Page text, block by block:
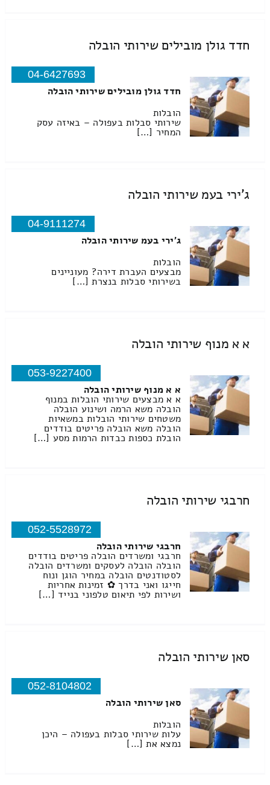
חדד גולן מובילים שירותי הובלה
04-6427693
חדד גולן מובילים שירותי הובלה
הובלות
שירותי סבלות בעפולה – באיזה עסק
המחיר […]
ג'ירי בעמ שירותי הובלה
04-9111274
ג'ירי בעמ שירותי הובלה
הובלות
מבצעים העברת דירה? מעוניינים
בשירותי סבלות בנצרת […]
א א מנוף שירותי הובלה
053-9227400
א א מנוף שירותי הובלה
א א מבצעים שירותי הובלות במנוף
הובלה משא הרמה ושינוע הובלה
משטחים שירותי הובלות במשאיות
הובלה משא הובלה פריטים בודדים
הובלת כספות כבדות הרמות מסע […]
חרבגי שירותי הובלה
052-5528972
חרבגי שירותי הובלה
חרבגי ומשרדים הובלה פריטים בודדים
הובלה הובלה לעסקים ומשרדים הובלה
לסטודנטים הובלה במחיר הוגן ונוח
חייגו ואני בדרך ✿ זמינות אחריות
ושירות לפי תיאום טלפוני בנייד […]
סאן שירותי הובלה
052-8104802
סאן שירותי הובלה
הובלות
עלות שירותי סבלות בעפולה – היכן
נמצא את […]